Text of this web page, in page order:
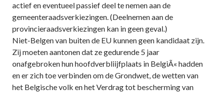
actief en eventueel passief deel te nemen aan de
gemeenteraadsverkiezingen. (Deelnemen aan de
provincieraadsverkiezingen kan in geen geval.)
Niet-Belgen van buiten de EU kunnen geen kandidaat zijn.
Zij moeten aantonen dat ze gedurende 5 jaar
onafgebroken hun hoofdverbliijfplaats in BelgiÃ« hadden
en er zich toe verbinden om de Grondwet, de wetten van
het Belgische volk en het Verdrag tot bescherming van